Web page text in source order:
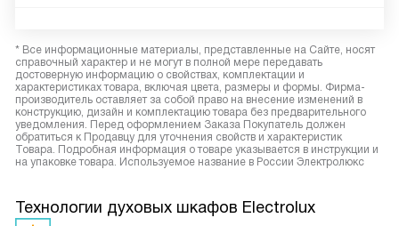
* Все информационные материалы, представленные на Сайте, носят
справочный характер и не могут в полной мере передавать
достоверную информацию о свойствах, комплектации и
характеристиках товара, включая цвета, размеры и формы. Фирма-
производитель оставляет за собой право на внесение изменений в
конструкцию, дизайн и комплектацию товара без предварительного
уведомления. Перед оформлением Заказа Покупатель должен
обратиться к Продавцу для уточнения свойств и характеристик
Товара. Подробная информация о товаре указывается в инструкции и
на упаковке товара. Используемое название в России Электролюкс
Технологии духовых шкафов Electrolux